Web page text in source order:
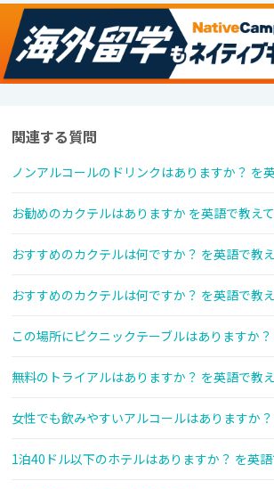
関連する質問
ノンアルコールのドリンクはありますか？ を
お勧めのカクテルはありますか を英語で教え
おすすめのカクテルは何ですか？ を英語で教
おすすめのカクテルは何ですか？ を英語で教
この場所にピクニックテーブルはありますか
無料のトライアルはありますか？ を英語で教
女性でも飲みやすいアルコールはありますか
1泊40ドル以下のホテルはありますか？ を英